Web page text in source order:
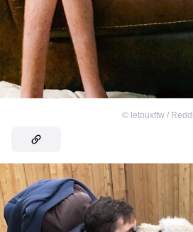
© letouxftw /